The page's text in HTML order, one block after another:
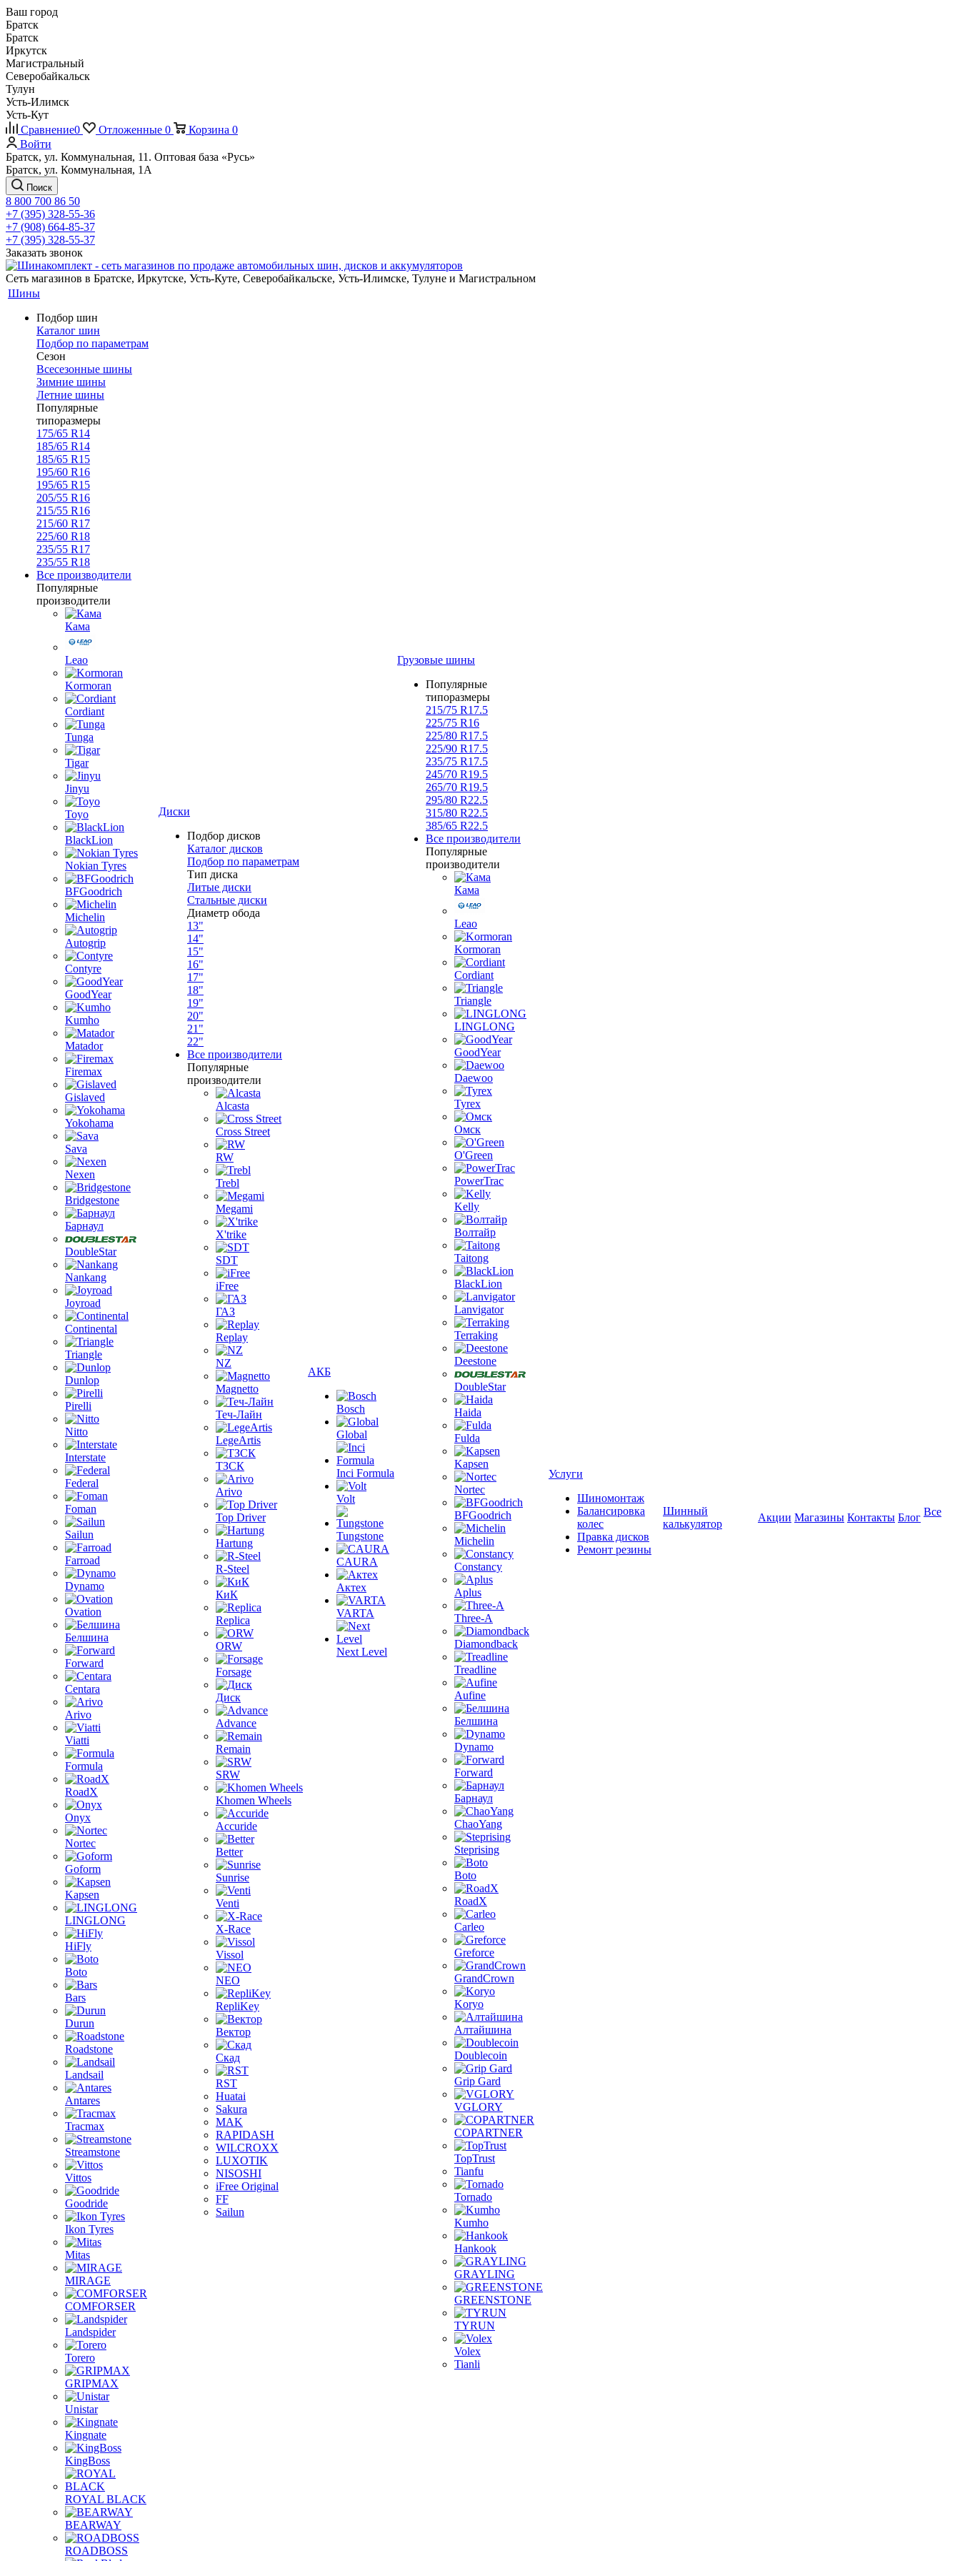
Ваш город
Братск
Братск
Иркутск
Магистральный
Северобайкальск
Тулун
Усть-Илимск
Усть-Кут
Сравнение0 Отложенные 0 Корзина 0
Войти
Братск, ул. Коммунальная, 11. Оптовая база «Русь»
Братск, ул. Коммунальная, 1А
Поиск
8 800 700 86 50
+7 (395) 328-55-36
+7 (908) 664-85-37
+7 (395) 328-55-37
Заказать звонок
Сеть магазинов в Братске, Иркутске, Усть-Куте, Северобайкальске, Усть-Илимске, Тулуне и Магистральном
Шины
Подбор шин
Каталог шин
Подбор по параметрам
Сезон
Всесезонные шины
Зимние шины
Летние шины
Популярные
типоразмеры
175/65 R14
185/65 R14
185/65 R15
195/60 R16
195/65 R15
205/55 R16
215/55 R16
215/60 R17
225/60 R18
235/55 R17
235/55 R18
Все производители
Популярные
производители
Кама
Leao
Kormoran
Cordiant
Tunga
Tigar
Jinyu
Toyo
BlackLion
Nokian Tyres
BFGoodrich
Michelin
Autogrip
Contyre
GoodYear
Kumho
Matador
Firemax
Gislaved
Yokohama
Sava
Nexen
Bridgestone
Барнаул
DoubleStar
Nankang
Joyroad
Continental
Triangle
Dunlop
Pirelli
Nitto
Interstate
Federal
Foman
Sailun
Farroad
Dynamo
Ovation
Белшина
Forward
Centara
Arivo
Viatti
Formula
RoadX
Onyx
Nortec
Goform
Kapsen
LINGLONG
HiFly
Boto
Bars
Durun
Roadstone
Landsail
Antares
Tracmax
Streamstone
Vittos
Goodride
Ikon Tyres
Mitas
MIRAGE
COMFORSER
Landspider
Torero
GRIPMAX
Unistar
Kingnate
KingBoss
ROYAL BLACK
BEARWAY
ROADBOSS
Диски
Подбор дисков
Каталог дисков
Подбор по параметрам
Тип диска
Литые диски
Стальные диски
Диаметр обода
13"
14"
15"
16"
17"
18"
19"
20"
21"
22"
Все производители
Популярные
производители
Alcasta
Cross Street
RW
Trebl
Megami
X'trike
SDT
iFree
ГАЗ
Replay
NZ
Magnetto
Теч-Лайн
LegeArtis
ТЗСК
Arivo
Top Driver
Hartung
R-Steel
КиК
Replica
ORW
Forsage
Диск
Advance
Remain
SRW
Khomen Wheels
Accuride
Better
Sunrise
Venti
X-Race
Vissol
NEO
RepliKey
Вектор
Скад
RST
Huatai
Sakura
MAK
RAPIDASH
WILCROXX
LUXOTIK
NISOSHI
iFree Original
FF
Sailun
АКБ
Bosch
Global
Inci Formula
Volt
Tungstone
CAURA
Актех
VARTA
Next Level
Грузовые шины
Популярные
типоразмеры
215/75 R17.5
225/75 R16
225/80 R17.5
225/90 R17.5
235/75 R17.5
245/70 R19.5
265/70 R19.5
295/80 R22.5
315/80 R22.5
385/65 R22.5
Все производители
Популярные
производители
Кама
Leao
Kormoran
Cordiant
Triangle
LINGLONG
GoodYear
Daewoo
Tyrex
Омск
O'Green
PowerTrac
Kelly
Волтайр
Taitong
BlackLion
Lanvigator
Terraking
Deestone
DoubleStar
Haida
Fulda
Kapsen
Nortec
BFGoodrich
Michelin
Constancy
Aplus
Three-A
Diamondback
Treadline
Aufine
Белшина
Dynamo
Forward
Барнаул
ChaoYang
Steprising
Boto
RoadX
Carleo
Greforce
GrandCrown
Koryo
Алтайшина
Doublecoin
Grip Gard
VGLORY
COPARTNER
TopTrust
Tianfu
Tornado
Kumho
Hankook
GRAYLING
GREENSTONE
TYRUN
Volex
Tianli
Услуги
Шиномонтаж
Балансировка
колес
Правка дисков
Ремонт резины
Шинный
калькулятор
Акции Магазины Контакты Блог Все